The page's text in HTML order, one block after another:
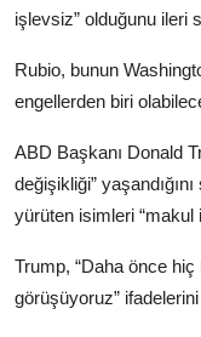
işlevsiz” olduğunu ileri
Rubio, bunun
engellerden biri
ABD Başkanı Donald
değişikliği”
yürüten isimleri “makul
Trump, “Daha önce
görüşüyoruz” ifadelerini